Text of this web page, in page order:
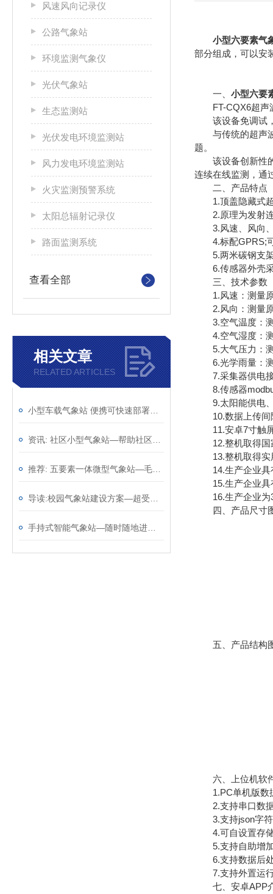
风速风向记录仪
公路气象站
环境监测气象仪
光伏气象站
生态监测站
光伏发电环境监测站
风力发电环境监测站
火灾监测预警系统
太阳总辐射记录仪
路面监测系统
查看全部
相关文章
RELATED ARTICLES
小型六要素气
部分组成，可以安
一、 小型六要
FT-CQX6超声波
该设备免调试，
与传统的超声波
题。
该设备创新性的
连续在线监测，通
二、产品特点
1.顶盖隐藏式超
2.原理为发射连
3.风速、风向、
4.标配GPRS;可
5.两米碳钢支架
6.传感器外壳采
三、技术参数
1.风速：测量原
2.风向：测量原
3.空气温度：测
4.空气湿度：测
5.大气压力：测
6.光学雨量：测
7.采集器供电接
8.传感器modbus
9.太阳能供电、
10.数据上传间
11.安卓7寸触屏
12.整机取得国
13.整机取得实
14.生产企业具
15.生产企业具
16.生产企业为
四、产品尺寸
五、产品结构
六、上位机软
1.PC单机版数
2.支持串口数据
3.支持json字符
4.可自设置存储
5.支持自助增加
6.支持数据后
7.支持外置运行
七、安卓APP